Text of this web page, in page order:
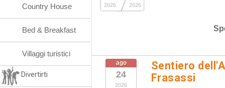
2026 2026
ago
24
2026
Sentiero
Frasassi
Country House
Bed & Breakfast
Villaggi turistici
Divertirti